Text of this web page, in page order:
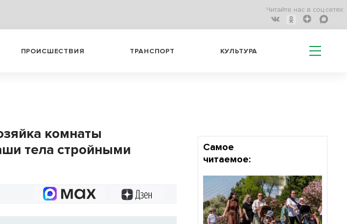
Читайте нас в соц.сетях:
ПРОИСШЕСТВИЯ ТРАНСПОРТ КУЛЬТУРА
комнаты
тела стройными
Самое
читаемое: